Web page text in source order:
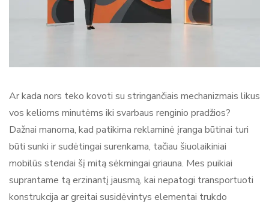
Ar kada nors teko kovoti su stringančiais mechanizmais likus
vos kelioms minutėms iki svarbaus renginio pradžios?
Dažnai manoma, kad patikima reklaminė įranga būtinai turi
būti sunki ir sudėtingai surenkama, tačiau šiuolaikiniai
mobilūs stendai šį mitą sėkmingai griauna. Mes puikiai
suprantame tą erzinantį jausmą, kai nepatogi transportuoti
konstrukcija ar greitai susidėvintys elementai trukdo